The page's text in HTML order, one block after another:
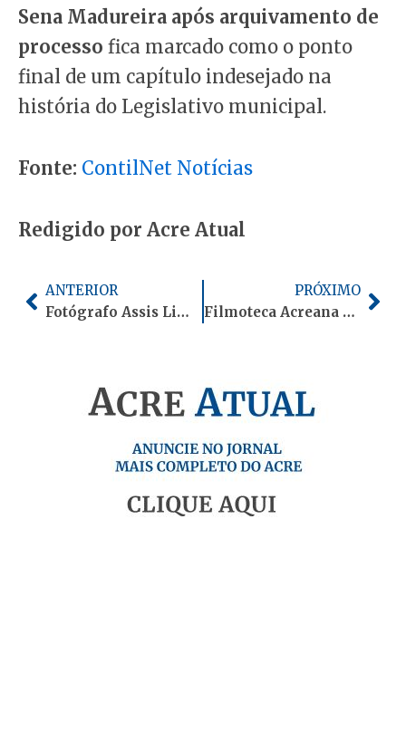
Sena Madureira após arquivamento de
processo fica marcado como o ponto
final de um capítulo indesejado na
história do Legislativo municipal.
Fonte: ContilNet Notícias
Redigido por Acre Atual
Anterior
ANTERIOR
Fotógrafo Assis Lima ironiza estereótipos sobre sexualidade de profissionais da fotografia nas redes sociais
PRÓXIMO
Filmoteca Acreana recebe exibição do curta “Minha Pele Preta em Terra Verde” com bate-papo sobre cinema negro na Amazônia